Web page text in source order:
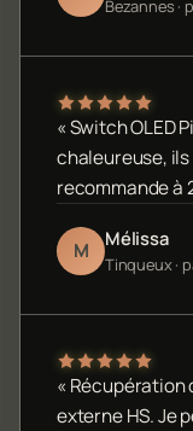
Bezannes ·
« Switch OLED
chaleureuse,
recommande à
M Mélissa
Tinqueux ·
« Récupération
externe HS. Je